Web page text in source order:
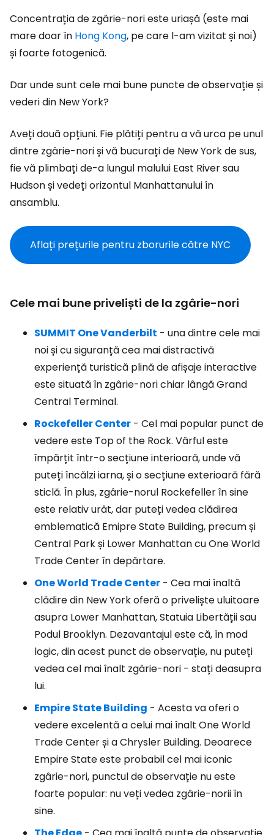
Concentrația de zgârie-nori este uriașă (este mai
mare doar în Hong Kong, pe care l-am vizitat și noi)
și foarte fotogenică.
Dar unde sunt cele mai bune puncte de observație și
vederi din New York?
Aveți două opțiuni. Fie plătiți pentru a vă urca pe unul
dintre zgârie-nori și vă bucurați de New York de sus,
fie vă plimbați de-a lungul malului East River sau
Hudson și vedeți orizontul Manhattanului în
ansamblu.
Aflați prețurile pentru zborurile către NYC
Cele mai bune priveliști de la zgârie-nori
SUMMIT One Vanderbilt - una dintre cele mai
noi și cu siguranță cea mai distractivă
experiență turistică plină de afișaje interactive
este situată în zgârie-nori chiar lângă Grand
Central Terminal.
Rockefeller Center - Cel mai popular punct de
vedere este Top of the Rock. Vârful este
împărțit într-o secțiune interioară, unde vă
puteți încălzi iarna, și o secțiune exterioară fără
sticlă. În plus, zgârie-norul Rockefeller în sine
este relativ urât, dar puteți vedea clădirea
emblematică Emipre State Building, precum și
Central Park și Lower Manhattan cu One World
Trade Center în depărtare.
One World Trade Center - Cea mai înaltă
clădire din New York oferă o priveliște uluitoare
asupra Lower Manhattan, Statuia Libertății sau
Podul Brooklyn. Dezavantajul este că, în mod
logic, din acest punct de observație, nu puteți
vedea cel mai înalt zgârie-nori - stați deasupra
lui.
Empire State Building - Acesta va oferi o
vedere excelentă a celui mai înalt One World
Trade Center și a Chrysler Building. Deoarece
Empire State este probabil cel mai iconic
zgârie-nori, punctul de observație nu este
foarte popular: nu veți vedea zgârie-norii în
sine.